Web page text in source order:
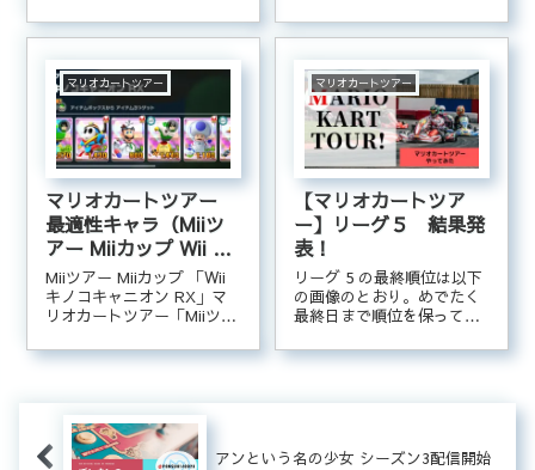
まいましたw「ヒカキンで
コツコツ」というポリシー
てしまいました（汗）そん
なわけでニューイヤーツア
ー ディディーコングカッ...
グ32へ！でも猛者ぞろいに
なりそうで、何だか不
コア
マリオカートツアー
マリオカートツアー
最適性キャラ（Miiツ
アー Miiカップ Wii キ
ノコキャニオン RX）
Miiツアー Miiカップ 「Wii
キノコキャニオン RX」マ
リオカートツアー「Miiツア
キャニオン RX」の最適性
に作成しました。レ...
マリオカートツアー
【マリオカートツア
ー】リーグ５ 結果発
表！
リーグ 5 の最終順位は以下
の画像のとおり。めでたく
最終日まで順位を保ってく
に進むことになります。続
アンという名の少女 シーズン3配信開始